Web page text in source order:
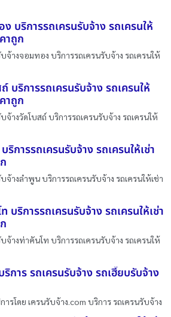
บริการรถเครนรับจ้าง รถเครนให้
าถูก
จ้างจอมทอง บริการรถเครนรับจ้าง รถเครนให้
บริการรถเครนรับจ้าง รถเครนให้
าถูก
จ้างวัดโบสถ์ บริการรถเครนรับจ้าง รถเครนให้
การรถเครนรับจ้าง รถเครนให้เช่า
จ้างลำพูน บริการรถเครนรับจ้าง รถเครนให้เช่า
บริการรถเครนรับจ้าง รถเครนให้เช่า
จ้างท่าคันโท บริการรถเครนรับจ้าง รถเครนให้
การ รถเครนรับจ้าง รถเฮี๊ยบรับจ้าง
รโดย เครนรับจ้าง.com บริการ รถเครนรับจ้าง